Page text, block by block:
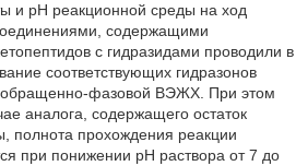
и pH реакционной среды на ход
содержащими
с гидразидами проводили в
соответствующих гидразонов
фазовой ВЭЖХ. При этом
аналога, содержащего остаток
полнота прохождения реакции
при понижении pH раствора от 7 до